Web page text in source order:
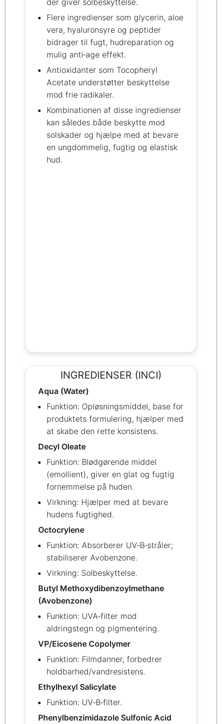
Flere ingredienser som glycerin, aloe
vera, hyaluronsyre og peptider
bidrager til fugt, hudreparation og
mulig anti‑age effekt.
Antioxidanter som Tocopheryl
Acetate understøtter beskyttelse
mod frie radikaler.
Kombinationen af disse ingredienser
kan således både beskytte mod
solskader og hjælpe med at bevare
en ungdommelig, fugtig og elastisk
hud.
INGREDIENSER (INCI)
Aqua (Water)
Funktion: Opløsningsmiddel, base for
produktets formulering, hjælper med
at skabe den rette konsistens.
Decyl Oleate
Funktion: Blødgørende middel
(emollient), giver en glat og fugtig
fornemmelse på huden.
Virkning: Hjælper med at bevare
hudens fugtighed.
Octocrylene
Funktion: Absorberer UV‑B‑stråler;
stabiliserer Avobenzone.
Virkning: Solbeskyttelse.
Butyl Methoxydibenzoylmethane
(Avobenzone)
Funktion: UVA‑filter mod
aldringstegn og pigmentering.
VP/Eicosene Copolymer
Funktion: Filmdanner, forbedrer
holdbarhed/vandresistens.
Ethylhexyl Salicylate
Funktion: UV‑B‑filter.
Phenylbenzimidazole Sulfonic Acid